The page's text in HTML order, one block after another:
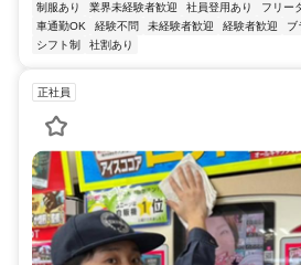
制服あり 業界未経験者歓迎 社員登用あり フリー
車通勤OK
経験不問 未経験者歓迎 経験者歓迎 ブ
シフト制
社割あり
正社員